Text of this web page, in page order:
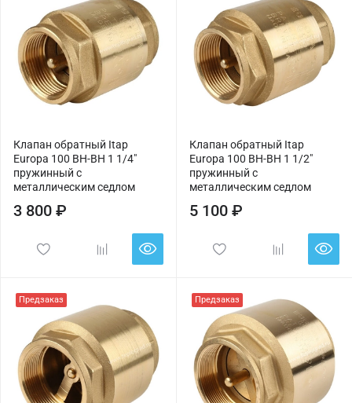
Клапан обратный Itap
Europa 100 ВН-ВН 1 1/4"
пружинный с
металлическим седлом
3 800 ₽
Клапан обратный Itap
Europa 100 ВН-ВН 1 1/2"
пружинный с
металлическим седлом
5 100 ₽
Предзаказ Предзаказ